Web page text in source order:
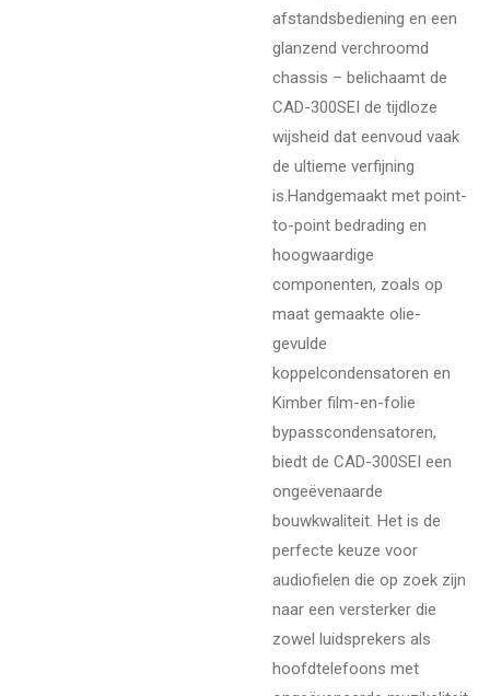
afstandsbediening en een
glanzend verchroomd
chassis – belichaamt de
CAD-300SEI de tijdloze
wijsheid dat eenvoud vaak
de ultieme verfijning
is.Handgemaakt met point-
to-point bedrading en
hoogwaardige
componenten, zoals op
maat gemaakte olie-
gevulde
koppelcondensatoren en
Kimber film-en-folie
bypasscondensatoren,
biedt de CAD-300SEI een
ongeëvenaarde
bouwkwaliteit. Het is de
perfecte keuze voor
audiofielen die op zoek zijn
naar een versterker die
zowel luidsprekers als
hoofdtelefoons met